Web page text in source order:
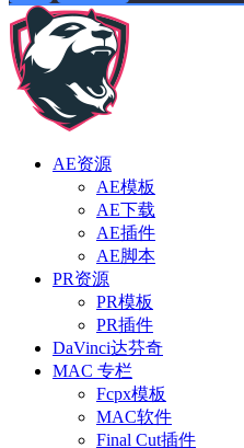
AE资源
AE模板
AE下载
AE插件
AE脚本
PR资源
PR模板
PR插件
DaVinci达芬奇
MAC 专栏
Fcpx模板
MAC软件
Final Cut插件